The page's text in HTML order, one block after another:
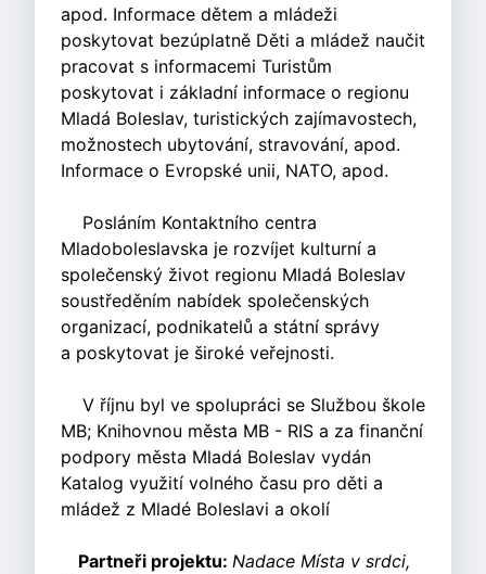
apod. Informace dětem a mládeži
poskytovat bezúplatně Děti a mládež naučit
pracovat s informacemi Turistům
poskytovat i základní informace o regionu
Mladá Boleslav, turistických zajímavostech,
možnostech ubytování, stravování, apod.
Informace o Evropské unii, NATO, apod.
Posláním Kontaktního centra
Mladoboleslavska je rozvíjet kulturní a
společenský život regionu Mladá Boleslav
soustředěním nabídek společenských
organizací, podnikatelů a státní správy
a poskytovat je široké veřejnosti.
V říjnu byl ve spolupráci se Službou škole
MB; Knihovnou města MB - RIS a za finanční
podpory města Mladá Boleslav vydán
Katalog využití volného času pro děti a
mládež z Mladé Boleslavi a okolí
Partneři projektu: Nadace Místa v srdci,